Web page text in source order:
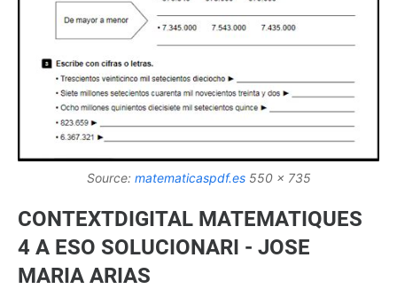
Source: matematicaspdf.es550 x 735
CONTEXTDIGITAL MATEMATIQUES
4 A ESO SOLUCIONARI - JOSE
MARIA ARIAS